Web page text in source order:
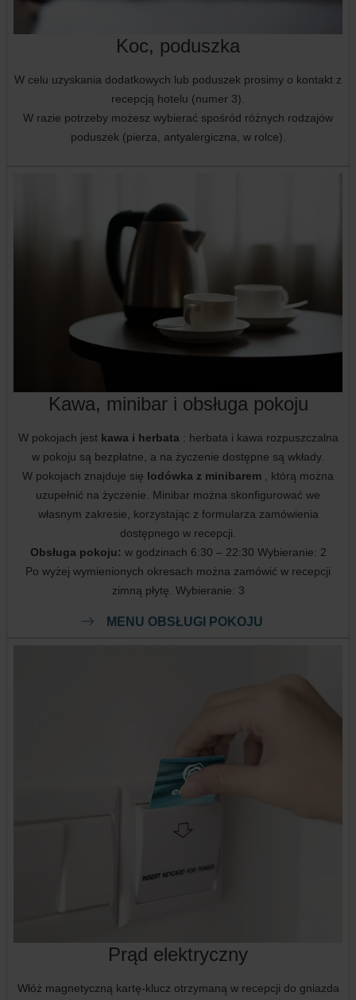
Koc, poduszka
W celu uzyskania dodatkowych lub poduszek prosimy o kontakt z
recepcją hotelu (numer 3).
W razie potrzeby możesz wybierać spośród różnych rodzajów
poduszek (pierza, antyalergiczna, w rolce).
Kawa, minibar i obsługa pokoju
W pokojach jest kawa i herbata: herbata i kawa rozpuszczalna
w pokoju są bezpłatne, a na życzenie dostępne są wkłady.
W pokojach znajduje się lodówka z minibarem , którą można
uzupełnić na życzenie. Minibar można skonfigurować we
własnym zakresie, korzystając z formularza zamówienia
dostępnego w recepcji.
Obsługa pokoju: w godzinach 6:30 – 22:30 Wybieranie: 2
Po wyżej wymienionych okresach można zamówić w recepcji
zimną płytę. Wybieranie: 3
MENU OBSŁUGI POKOJU
Prąd elektryczny
Włóż magnetyczną kartę-klucz otrzymaną w recepcji do gniazda